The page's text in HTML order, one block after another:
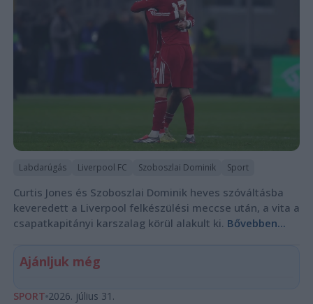
Labdarúgás Liverpool FC Szoboszlai Dominik Sport
Curtis Jones és Szoboszlai Dominik heves szóváltásba
keveredett a Liverpool felkészülési meccse után, a vita a
csapatkapitányi karszalag körül alakult ki. Bővebben...
Ajánljuk még
SPORT 2026. július 31.